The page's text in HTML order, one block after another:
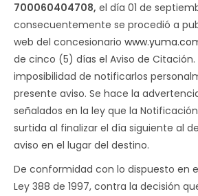
700060404708, el día 01 de
consecuentemente se procedió a
web del concesionario
de cinco (5) días el Aviso de Citación.
imposibilidad de notificarlos
presente aviso. Se hace la
señalados en la ley que la
surtida al finalizar el día siguiente al
aviso en el lugar del destino.
De conformidad con lo dispuesto en
Ley 388 de 1997, contra la decisión